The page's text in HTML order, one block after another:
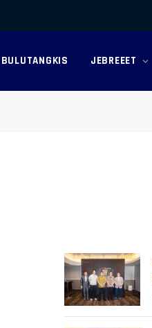
BULUTANGKIS JEBREEET